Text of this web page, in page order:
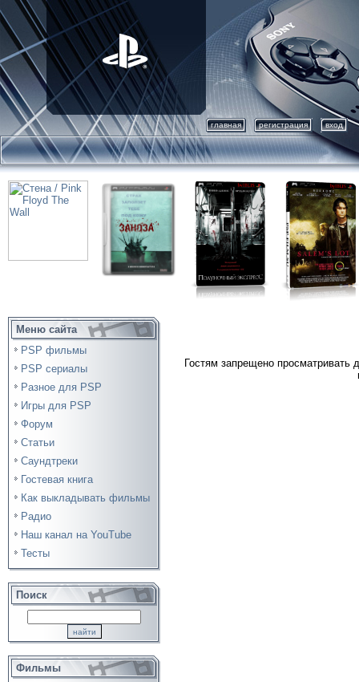
главная регистрация вход
Меню сайта
PSP фильмы
PSP сериалы
Разное для PSP
Игры для PSP
Форум
Статьи
Саундтреки
Гостевая книга
Как выкладывать фильмы
Радио
Наш канал на YouTube
Тесты
Поиск
Фильмы
Гостям запрещено просматривать